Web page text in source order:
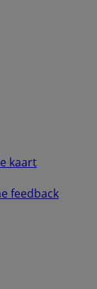
kaart
feedback